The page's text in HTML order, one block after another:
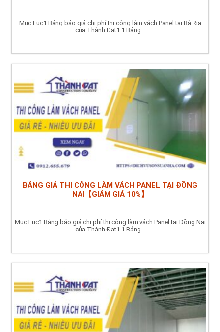
Mục Lục1 Bảng báo giá chi phí thi công làm vách Panel tại Bà Rịa
của Thành Đạt1.1 Bảng...
BẢNG GIÁ THI CÔNG LÀM VÁCH PANEL TẠI ĐỒNG
NAI【GIẢM GIÁ 10%】
Mục Lục1 Bảng báo giá chi phí thi công làm vách Panel tại Đồng Nai
của Thành Đạt1.1 Bảng...